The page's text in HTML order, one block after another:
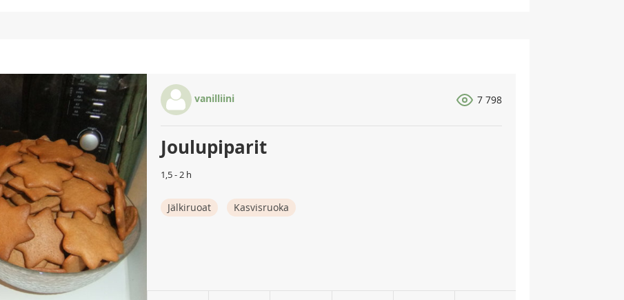
vanilliini 7 798
Joulupiparit
1,5 - 2 h
Jälkiruoat Kasvisruoka